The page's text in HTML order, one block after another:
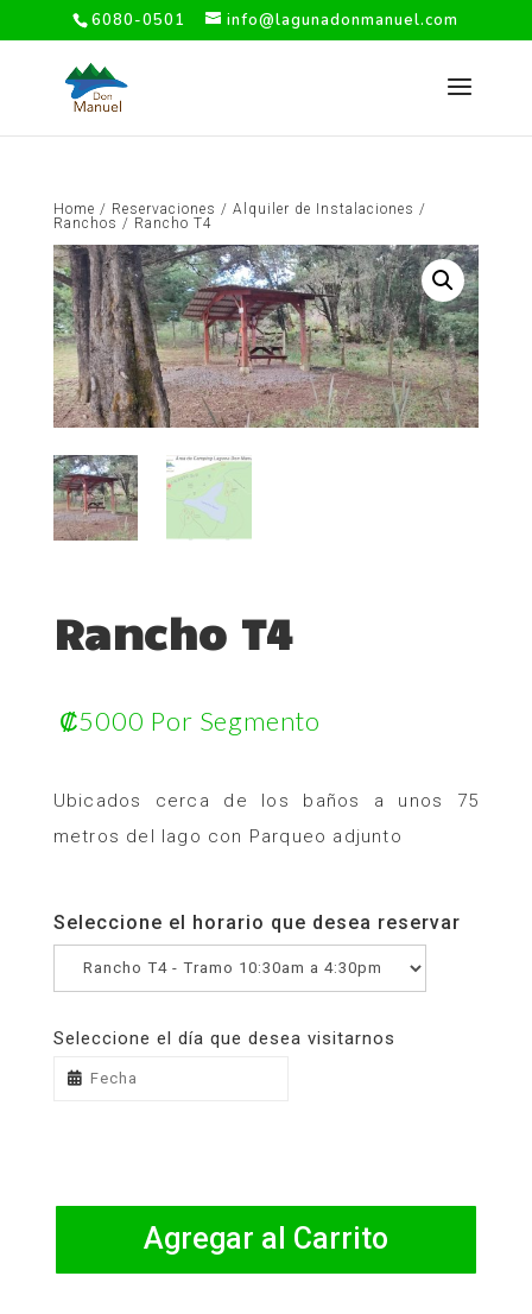
6080-0501 info@lagunadonmanuel.com
Home / Reservaciones / Alquiler de Instalaciones /
Ranchos / Rancho T4
Rancho T4
₡5000 Por Segmento
Ubicados cerca de los baños a unos 75
metros del lago con Parqueo adjunto
Seleccione el horario que desea reservar
Seleccione el día que desea visitarnos
Agregar al Carrito